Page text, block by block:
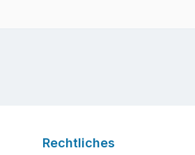
Rechtliches